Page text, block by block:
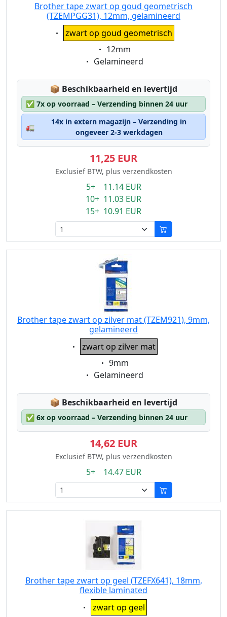
Brother tape zwart op goud geometrisch
(TZEMPGG31), 12mm, gelamineerd
Eigenschaft:
zwart op goud geometrisch
Eigenschaft:
12mm
Eigenschaft:
Gelamineerd
📦 Lagerstatus:
Beschikbaarheid en levertijd
✅ 7x op voorraad – Verzending binnen 24 uur
🚛
14x in extern magazijn – Verzending in
ongeveer 2-3 werkdagen
11,25 EUR
Exclusief BTW, plus verzendkosten
5+ 11.14 EUR
10+ 11.03 EUR
15+ 10.91 EUR
Brother tape zwart op zilver mat (TZEM921), 9mm,
gelamineerd
Eigenschaft:
zwart op zilver mat
Eigenschaft:
9mm
Eigenschaft:
Gelamineerd
📦 Lagerstatus:
Beschikbaarheid en levertijd
✅ 6x op voorraad – Verzending binnen 24 uur
14,62 EUR
Exclusief BTW, plus verzendkosten
5+ 14.47 EUR
Brother tape zwart op geel (TZEFX641), 18mm,
flexible laminated
Eigenschaft:
zwart op geel